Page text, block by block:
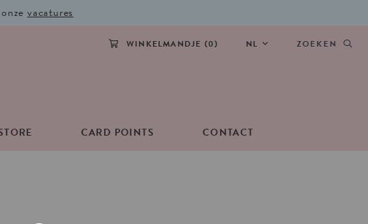
vacatures
WINKELMANDJE (0) NL ZOEKEN
CARD POINTS CONTACT